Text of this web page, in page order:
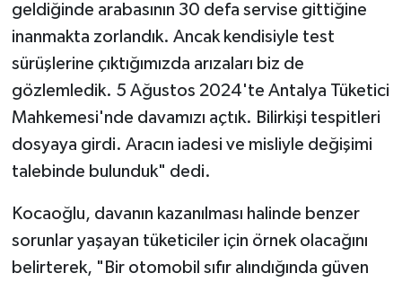
geldiğinde arabasının 30 defa servise gittiğine
inanmakta zorlandık. Ancak kendisiyle test
sürüşlerine çıktığımızda arızaları biz de
gözlemledik. 5 Ağustos 2024'te Antalya Tüketici
Mahkemesi'nde davamızı açtık. Bilirkişi tespitleri
dosyaya girdi. Aracın iadesi ve misliyle değişimi
talebinde bulunduk" dedi.
Kocaoğlu, davanın kazanılması halinde benzer
sorunlar yaşayan tüketiciler için örnek olacağını
belirterek, "Bir otomobil sıfır alındığında güven